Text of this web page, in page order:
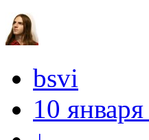
bsvi
10